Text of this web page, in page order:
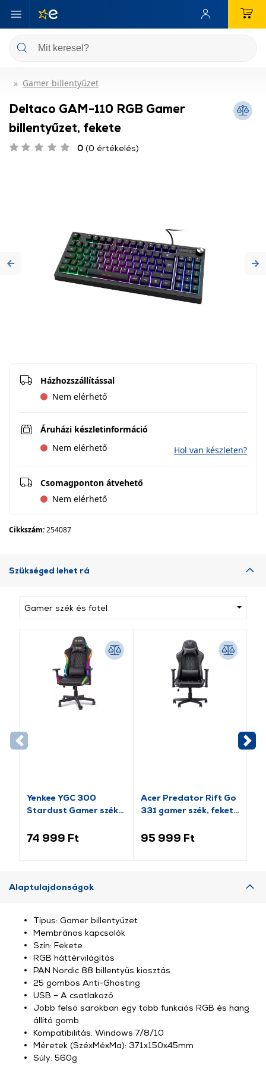
Gamer billentyűzet
Deltaco GAM-110 RGB Gamer
billentyűzet, fekete
0 (0 értékelés)
Previous
Házhozszállítással
Nem elérhető
Áruházi készletinformáció
Nem elérhető
Hol van készleten?
Csomagponton átvehető
Nem elérhető
Cikkszám:254087
Szükséged lehet rá
Gamer szék és fotel
Yenkee YGC 300
Stardust Gamer szék,
74 999 Ft
Acer Predator Rift Go
331 gamer szék, fekete
95 999 Ft
Alaptulajdonságok
Típus: Gamer billentyűzet
Membrános kapcsolók
Szín: Fekete
RGB háttérvilágítás
PAN Nordic 88 billentyűs kiosztás
25 gombos Anti-Ghosting
USB – A csatlakozó
Jobb felső sarokban egy több funkciós RGB és hang
állító gomb
Kompatibilitás: Windows 7/8/10
Méretek (SzéxMéxMa): 371x150x45mm
Súly: 560g